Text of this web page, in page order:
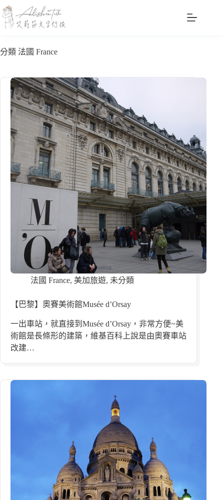
跳
至
主
內
分類 法國 France
法國 France, 美加旅遊, 未分類
【巴黎】奧賽美術館Musée d’Orsay
一出車站，就直接到Musée d’Orsay，非常方便~美
術館是長條形的建築，維基百科上說是由奧賽車站
改建…